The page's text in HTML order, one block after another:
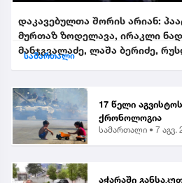
დაკავებულთა შორის არიან:
მურთაზ ზოდელავა, ირაკლი
მანჯგვალაძე, ლაშა ბერიძე,
სამართალი
17 წელი
ქრონოლოგია
სამართალი • 7 აგვ.
აჭარაში